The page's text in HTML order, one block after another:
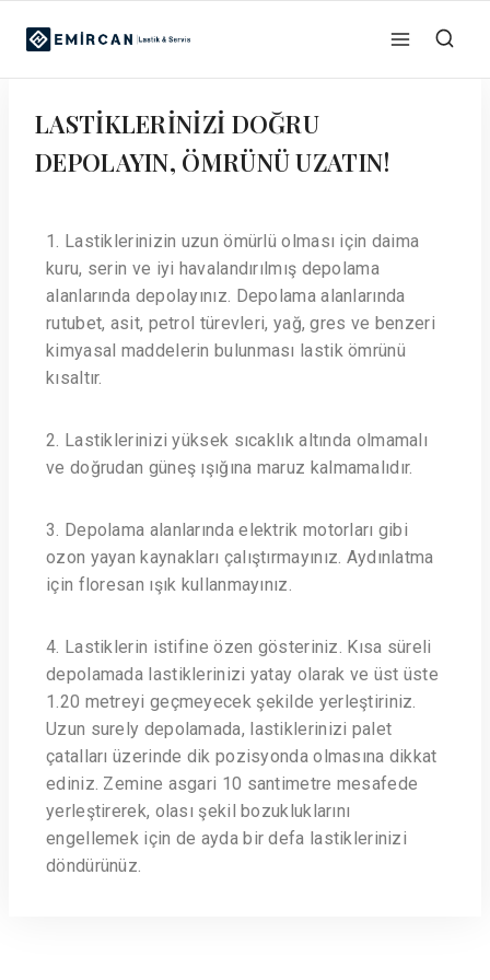
LASTİKLERİNİZİ DOĞRU
DEPOLAYIN, ÖMRÜNÜ UZATIN!
1. Lastiklerinizin uzun ömürlü olması için daima
kuru, serin ve iyi havalandırılmış depolama
alanlarında depolayınız. Depolama alanlarında
rutubet, asit, petrol türevleri, yağ, gres ve benzeri
kimyasal maddelerin bulunması lastik ömrünü
kısaltır.
2. Lastiklerinizi yüksek sıcaklık altında olmamalı
ve doğrudan güneş ışığına maruz kalmamalıdır.
3. Depolama alanlarında elektrik motorları gibi
ozon yayan kaynakları çalıştırmayınız. Aydınlatma
için floresan ışık kullanmayınız.
4. Lastiklerin istifine özen gösteriniz. Kısa süreli
depolamada lastiklerinizi yatay olarak ve üst üste
1.20 metreyi geçmeyecek şekilde yerleştiriniz.
Uzun surely depolamada, lastiklerinizi palet
çatalları üzerinde dik pozisyonda olmasına dikkat
ediniz. Zemine asgari 10 santimetre mesafede
yerleştirerek, olası şekil bozukluklarını
engellemek için de ayda bir defa lastiklerinizi
döndürünüz.